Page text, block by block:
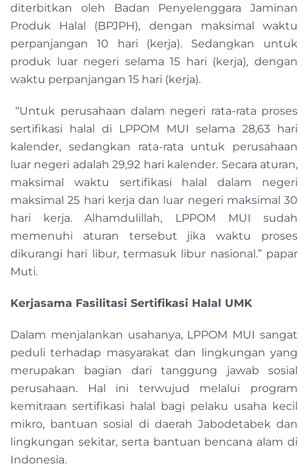
diterbitkan oleh Badan Penyelenggara Jaminan
Produk Halal (BPJPH), dengan maksimal waktu
perpanjangan 10 hari (kerja). Sedangkan untuk
produk luar negeri selama 15 hari (kerja), dengan
waktu perpanjangan 15 hari (kerja).
“Untuk perusahaan dalam negeri rata-rata proses
sertifikasi halal di LPPOM MUI selama 28,63 hari
kalender, sedangkan rata-rata untuk perusahaan
luar negeri adalah 29,92 hari kalender. Secara aturan,
maksimal waktu sertifikasi halal dalam negeri
maksimal 25 hari kerja dan luar negeri maksimal 30
hari kerja. Alhamdulillah, LPPOM MUI sudah
memenuhi aturan tersebut jika waktu proses
dikurangi hari libur, termasuk libur nasional.” papar
Muti.
Kerjasama Fasilitasi Sertifikasi Halal UMK
Dalam menjalankan usahanya, LPPOM MUI sangat
peduli terhadap masyarakat dan lingkungan yang
merupakan bagian dari tanggung jawab sosial
perusahaan. Hal ini terwujud melalui program
kemitraan sertifikasi halal bagi pelaku usaha kecil
mikro, bantuan sosial di daerah Jabodetabek dan
lingkungan sekitar, serta bantuan bencana alam di
Indonesia.